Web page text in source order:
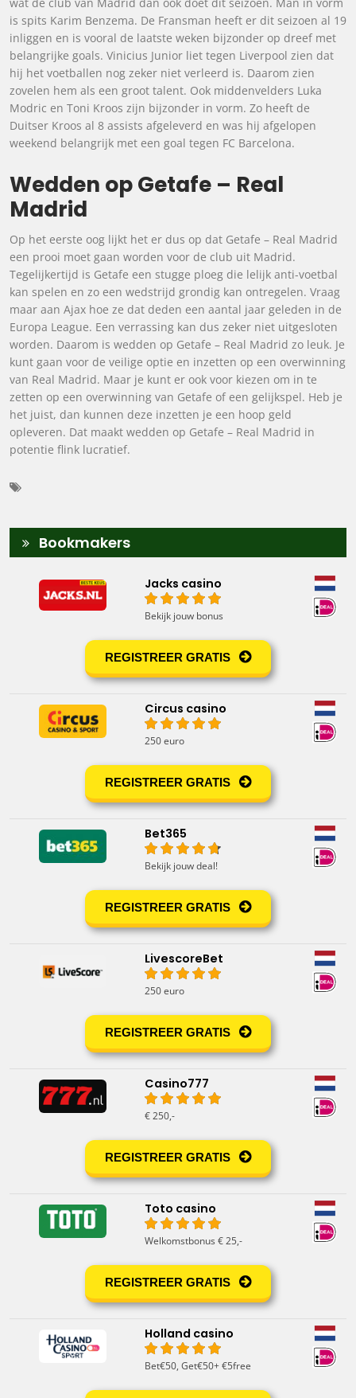
is spits Karim Benzema. De Fransman heeft er dit seizoen al 19
inliggen en is vooral de laatste weken bijzonder op dreef met
belangrijke goals. Vinicius Junior liet tegen Liverpool zien dat
hij het voetballen nog zeker niet verleerd is. Daarom zien
zovelen hem als een groot talent. Ook middenvelders Luka
Modric en Toni Kroos zijn bijzonder in vorm. Zo heeft de
Duitser Kroos al 8 assists afgeleverd en was hij afgelopen
weekend belangrijk met een goal tegen FC Barcelona.
Wedden op Getafe – Real
Madrid
Op het eerste oog lijkt het er dus op dat Getafe – Real Madrid
een prooi moet gaan worden voor de club uit Madrid.
Tegelijkertijd is Getafe een stugge ploeg die lelijk anti-voetbal
kan spelen en zo een wedstrijd grondig kan ontregelen. Vraag
maar aan Ajax hoe ze dat deden een aantal jaar geleden in de
Europa League. Een verrassing kan dus zeker niet uitgesloten
worden. Daarom is wedden op Getafe – Real Madrid zo leuk. Je
kunt gaan voor de veilige optie en inzetten op een overwinning
van Real Madrid. Maar je kunt er ook voor kiezen om in te
zetten op een overwinning van Getafe of een gelijkspel. Heb je
het juist, dan kunnen deze inzetten je een hoop geld
opleveren. Dat maakt wedden op Getafe – Real Madrid in
potentie flink lucratief.
Bookmakers
Jacks casino
Bekijk jouw bonus
REGISTREER GRATIS
Circus casino
250 euro
REGISTREER GRATIS
Bet365
Bekijk jouw deal!
REGISTREER GRATIS
LivescoreBet
250 euro
REGISTREER GRATIS
Casino777
€ 250,-
REGISTREER GRATIS
Toto casino
Welkomstbonus € 25,-
REGISTREER GRATIS
Holland casino
Bet€50, Get€50+ €5free